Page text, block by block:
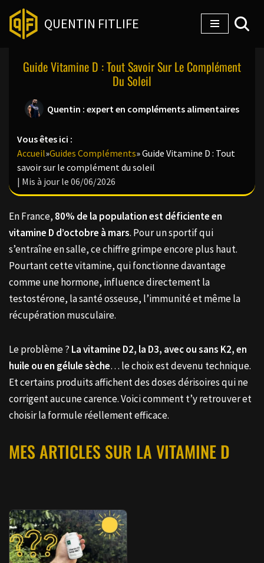
Aller
contenu
QUENTIN FITLIFE
Guide Vitamine D : Tout Savoir Sur Le Complément
Du Soleil
Quentin : expert en compléments alimentaires
Vous êtes ici :
Accueil»Guides Compléments»Guide Vitamine D : Tout
savoir sur le complément du soleil
| Mis à jour le 06/06/2026
En France, 80% de la population est déficiente en
vitamine D d’octobre à mars. Pour un sportif qui
s’entraîne en salle, ce chiffre grimpe encore plus haut.
Pourtant cette vitamine, qui fonctionne davantage
comme une hormone, influence directement la
testostérone, la santé osseuse, l’immunité et même la
récupération musculaire.
Le problème ? La vitamine D2, la D3, avec ou sans K2, en
huile ou en gélule sèche… le choix est devenu technique.
Et certains produits affichent des doses dérisoires qui ne
corrigent aucune carence. Voici comment t’y retrouver et
choisir la formule réellement efficace.
MES ARTICLES SUR LA VITAMINE D